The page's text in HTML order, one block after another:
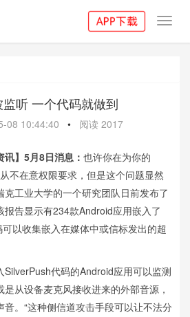
听 一个代码就做到
08 10:44:40 • 阅读 2017
讯】5月8日消息： 也许你在为你的
不在意权限要求，但是这个问题显然
克工业大学的一个研究团队日前发布了
告显示有234款Android应用嵌入了
以收集嵌入在媒体中或信标发出的超
代码的Android应用可以监测
从设备麦克风接收进来的外部音源，
。“这种侧信道攻击手段可以让不法分